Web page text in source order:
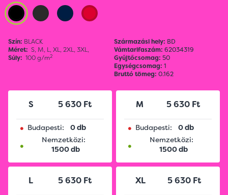
Szín: BLACK
Méret: S, M, L,XL,2XL,3XL,
Súly: 100 g/m2
Származási hely: BD
Vámtarifaszám: 62034319
Gyűjtőcsomag: 50
Egységcsomag: 1
Bruttó tömeg: 0.162
S 5 630 Ft
• Budapesti: 0 db
•
Nemzetközi:
1500 db
M 5 630 Ft
• Budapesti: 0 db
•
Nemzetközi:
1500 db
L 5 630 Ft XL 5 630 Ft